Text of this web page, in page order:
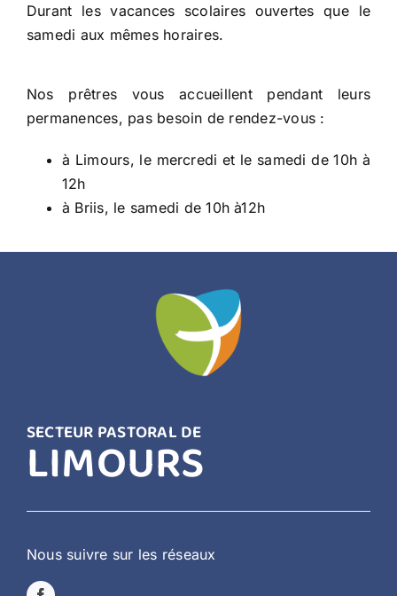
Durant les vacances scolaires ouvertes que le
samedi aux mêmes horaires.
Nos prêtres vous accueillent pendant leurs
permanences, pas besoin de rendez-vous :
à Limours, le mercredi et le samedi de 10h à
12h
à Briis, le samedi de 10h à12h
SECTEUR PASTORAL DE
LIMOURS
Nous suivre sur les réseaux